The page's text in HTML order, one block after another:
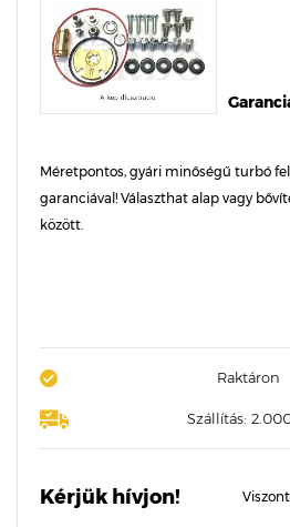
Méretpontos, gyári minőségű turbó
garanciával! Választhat alap vagy
között.
Raktáron
Szállítás:
Kérjük hívjon!